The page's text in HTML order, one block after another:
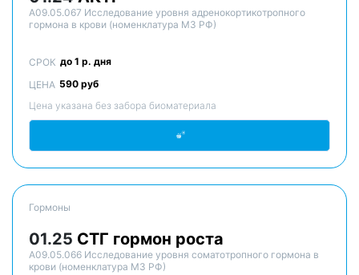
A09.05.067 Исследование уровня адренокортикотропного
гормона в крови (номенклатура МЗ РФ)
СРОК до 1 р. дня
ЦЕНА 590 руб
Цена указана без забора биоматериала
Гормоны
01.25 СТГ гормон роста
A09.05.066 Исследование уровня соматотропного гормона в
крови (номенклатура МЗ РФ)